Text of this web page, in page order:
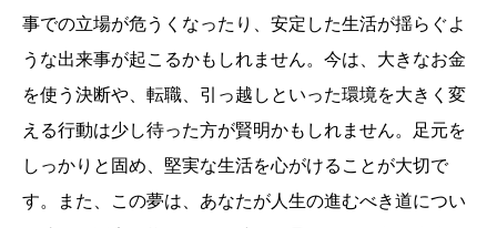
事での立場が危うくなったり、安定した生活が揺らぐよ
うな出来事が起こるかもしれません。今は、大きなお金
を使う決断や、転職、引っ越しといった環境を大きく変
える行動は少し待った方が賢明かもしれません。足元を
しっかりと固め、堅実な生活を心がけることが大切で
す。また、この夢は、あなたが人生の進むべき道につい